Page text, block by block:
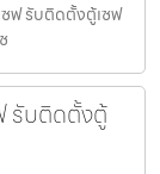
ซฟ รับติดตั้งตู้เซฟ
รับติดตั้งตู้